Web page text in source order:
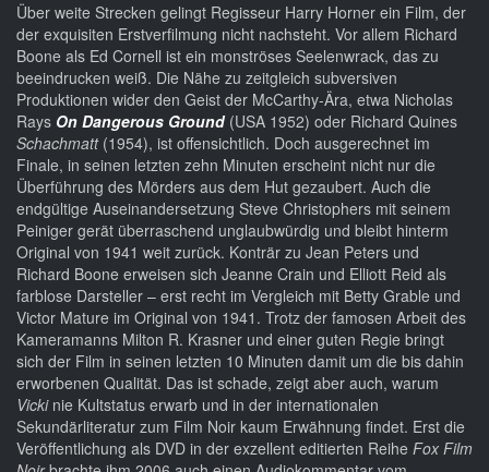
Über weite Strecken gelingt Regisseur Harry Horner ein Film, der
der exquisiten Erstverfilmung nicht nachsteht. Vor allem Richard
Boone als Ed Cornell ist ein monströses Seelenwrack, das zu
beeindrucken weiß. Die Nähe zu zeitgleich subversiven
Produktionen wider den Geist der McCarthy-Ära, etwa Nicholas
Rays On Dangerous Ground (USA 1952) oder Richard Quines
Schachmatt (1954), ist offensichtlich. Doch ausgerechnet im
Finale, in seinen letzten zehn Minuten erscheint nicht nur die
Überführung des Mörders aus dem Hut gezaubert. Auch die
endgültige Auseinandersetzung Steve Christophers mit seinem
Peiniger gerät überraschend unglaubwürdig und bleibt hinterm
Original von 1941 weit zurück. Konträr zu Jean Peters und
Richard Boone erweisen sich Jeanne Crain und Elliott Reid als
farblose Darsteller – erst recht im Vergleich mit Betty Grable und
Victor Mature im Original von 1941. Trotz der famosen Arbeit des
Kameramanns Milton R. Krasner und einer guten Regie bringt
sich der Film in seinen letzten 10 Minuten damit um die bis dahin
erworbenen Qualität. Das ist schade, zeigt aber auch, warum
Vickinie Kultstatus erwarb und in der internationalen
Sekundärliteratur zum Film Noir kaum Erwähnung findet. Erst die
Veröffentlichung als DVD in der exzellent editierten Reihe Fox Film